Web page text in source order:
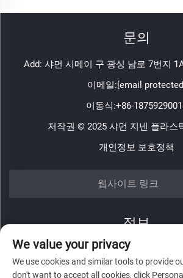
문의
Add: 샤먼 시메이 구 광싱 남로 7번지
이메일:[email
이동식:+86-
저작권 © 2025 샤먼 지넨 플라스
개인정보 보호정책
웹사이트 링크
https://www.jinenplastic.com/
https://www.jinenplastic.com/
정보
저희 주간 뉴스레터를 받으려면
We value your privacy
We use cookies and similar tools to provide
don't want to accept all cookies, click